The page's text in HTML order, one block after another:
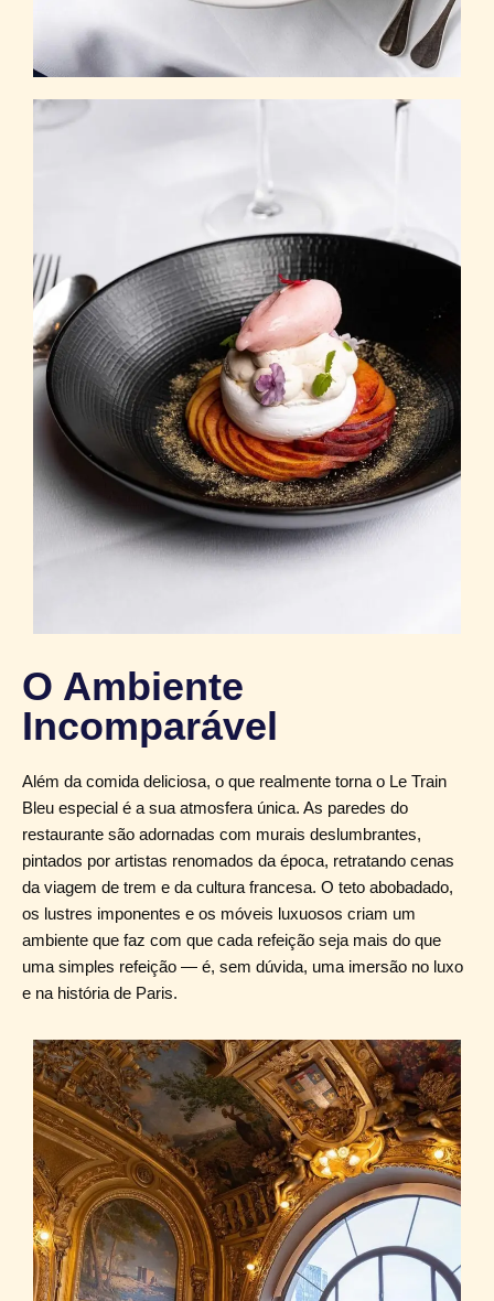
O Ambiente
Incomparável
Além da comida deliciosa, o que realmente torna o Le Train
Bleu especial é a sua atmosfera única. As paredes do
restaurante são adornadas com murais deslumbrantes,
pintados por artistas renomados da época, retratando cenas
da viagem de trem e da cultura francesa. O teto abobadado,
os lustres imponentes e os móveis luxuosos criam um
ambiente que faz com que cada refeição seja mais do que
uma simples refeição — é, sem dúvida, uma imersão no luxo
e na história de Paris.